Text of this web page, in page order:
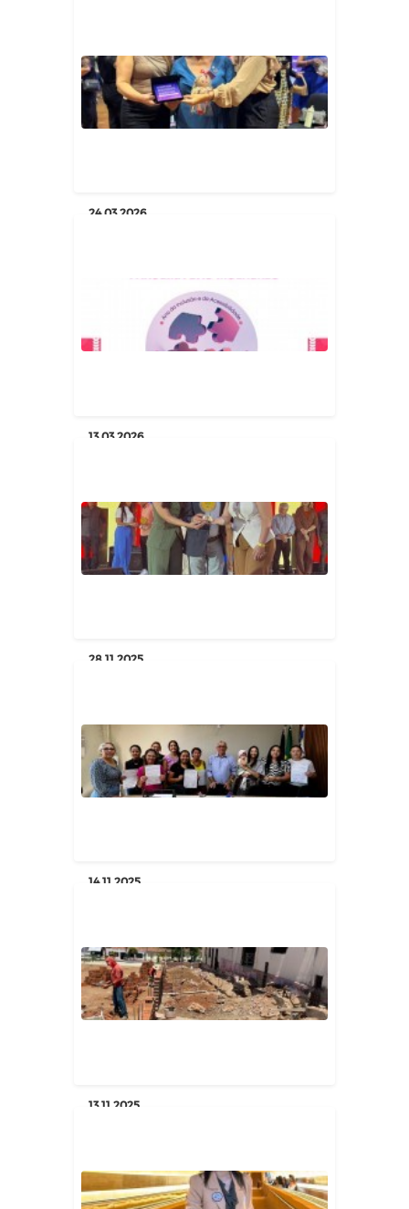
Prefeito Itamar Moreira participa
de seminário do TCE-PB e a...
24.03.2026
Poço Dantas celebra mais uma
grande conquista!
13.03.2026
Hoje celebramos uma grande
conquista!
28.11.2025
POÇO DANTAS RECEBE PRÊMIO
"OURO" DO SEBRAE EM
SOLENIDADE NA...
14.11.2025
Prefeitura de Poço Dantas apoia
sete mulheres com linha de c...
13.11.2025
Centro da Criança e do
Adolescente (CAA) de Poço